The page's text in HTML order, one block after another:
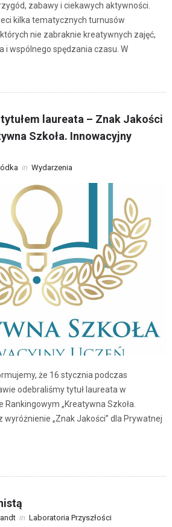
zabawy i ciekawych aktywności.
kilka tematycznych turnusów
nie zabraknie kreatywnych zajęć,
i wspólnego spędzania czasu. W
laureata – Znak Jakości
Szkoła. Innowacyjny
in Wydarzenia
że 16 stycznia podczas
odebraliśmy tytuł laureata w
Rankingowym „Kreatywna Szkoła.
wyróżnienie „Znak Jakości” dla Prywatnej
in Laboratoria Przyszłości